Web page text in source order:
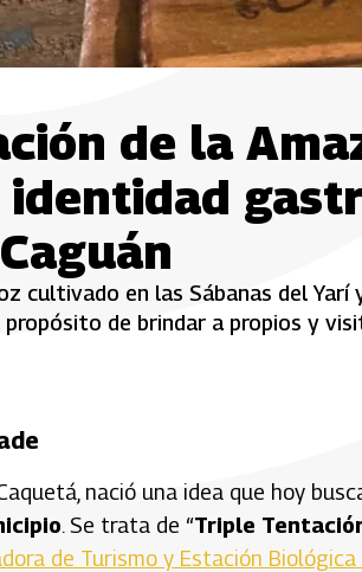
de la
cultivado en las Sábanas del
de brindar a propios y
nació una idea que hoy
. Se trata de “Triple
de Turismo y Estación Biológica